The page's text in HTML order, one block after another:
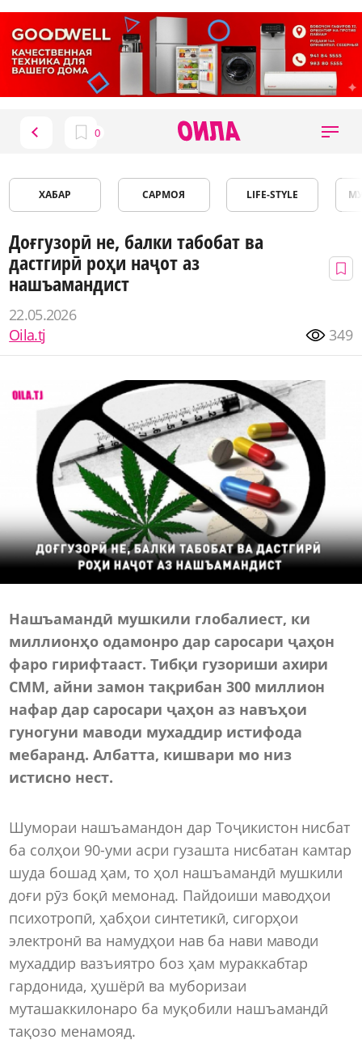
ХАБАР САРМОЯ LIFE-STYLE
Доғгузорӣ не, балки табобат ва
дастгирӣ роҳи наҷот аз
нашъамандист
22.05.2026
Oila.tj
349
Нашъамандӣ мушкили глобалиест, ки
миллионҳо одамонро дар саросари ҷаҳон
фаро гирифтааст. Тибқи гузориши ахири
СММ, айни замон тақрибан 300 миллион
нафар дар саросари ҷаҳон аз навъҳои
гуногуни маводи мухаддир истифода
мебаранд. Албатта, кишвари мо низ
истисно нест.
Шумораи нашъамандон дар Тоҷикистон нисбат
ба солҳои 90-уми асри гузашта нисбатан камтар
шуда бошад ҳам, то ҳол нашъамандӣ мушкили
доғи рӯз боқӣ мемонад. Пайдоиши маводҳои
психотропӣ, ҳабҳои синтетикӣ, сигорҳои
электронӣ ва намудҳои нав ба нави маводи
мухаддир вазъиятро боз ҳам мураккабтар
гардонида, ҳушёрӣ ва муборизаи
муташаккилонаро ба муқобили нашъамандӣ
тақозо менамояд.